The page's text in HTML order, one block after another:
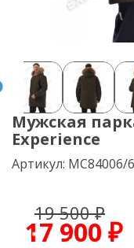
Мужская
Experience
Артикул: MC84006/
19 500 ₽
17 900 ₽